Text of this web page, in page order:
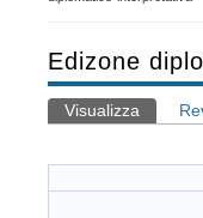
Edizone
Schede
Visualizza